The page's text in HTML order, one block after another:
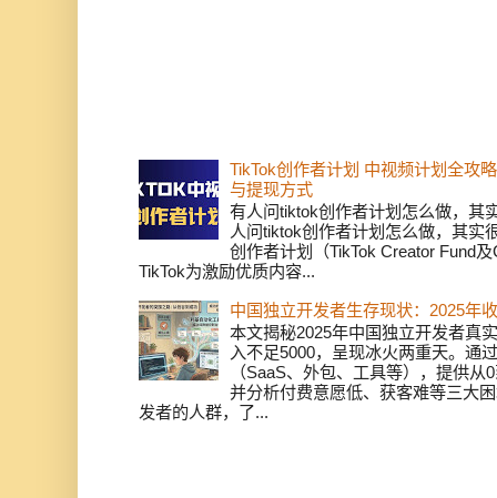
TikTok创作者计划 中视频计划全攻
与提现方式
有人问tiktok创作者计划怎么做，其
人问tiktok创作者计划怎么做，其实
创作者计划（TikTok Creator Fund
TikTok为激励优质内容...
中国独立开发者生存现状：2025年
本文揭秘2025年中国独立开发者真
入不足5000，呈现冰火两重天。通
（SaaS、外包、工具等），提供
并分析付费意愿低、获客难等三大
发者的人群，了...